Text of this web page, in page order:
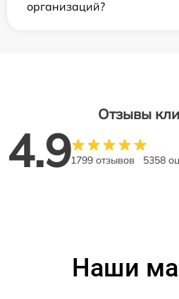
организаций?
Отзывы
4.91799 отзывов 5358
Наши